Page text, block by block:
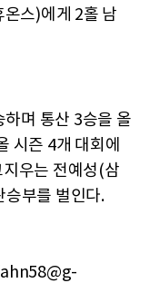
스)에게 2홀 남
며 통산 3승을 올
시즌 4개 대회에
우는 전예성(삼
부를 벌인다.